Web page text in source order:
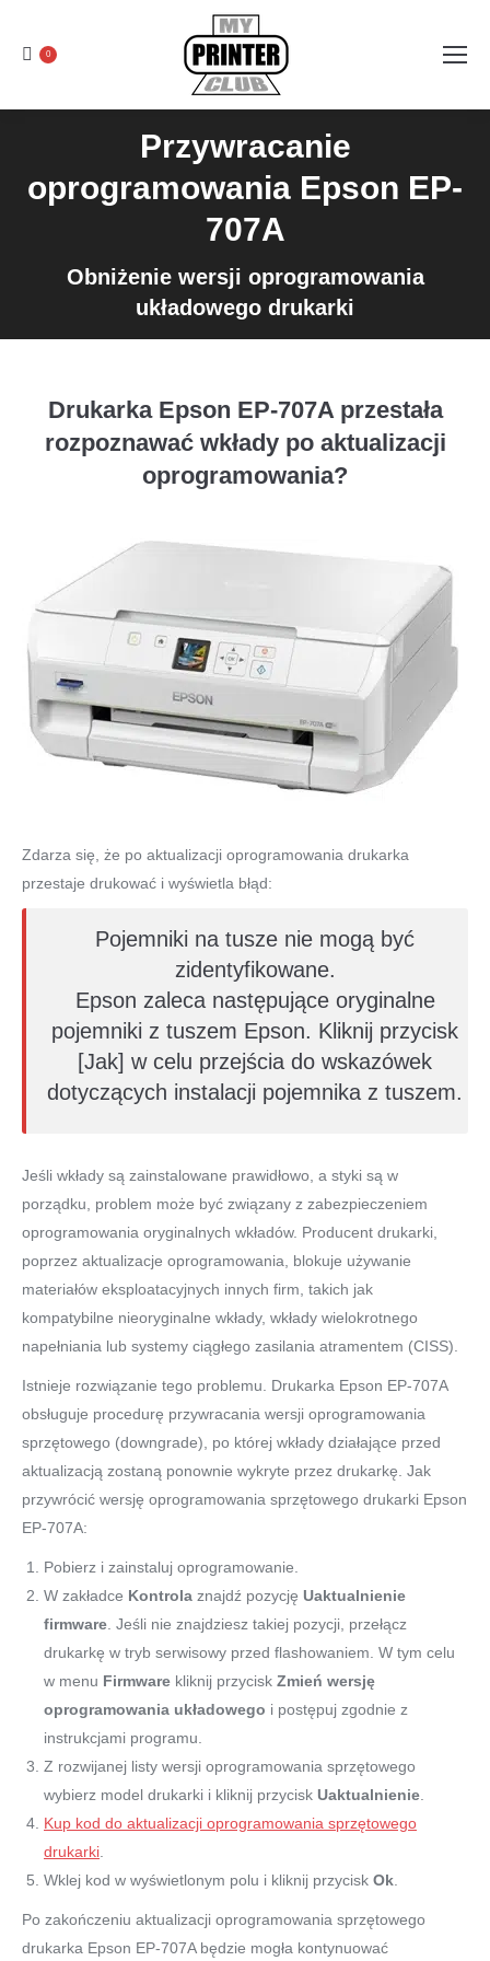
0
Przywracanie
oprogramowania Epson EP-
707A
Obniżenie wersji oprogramowania
układowego drukarki
Drukarka Epson EP-707A przestała
rozpoznawać wkłady po aktualizacji
oprogramowania?
Zdarza się, że po aktualizacji oprogramowania drukarka
przestaje drukować i wyświetla błąd:
Pojemniki na tusze nie mogą być
zidentyfikowane.
Epson zaleca następujące oryginalne
pojemniki z tuszem Epson. Kliknij przycisk
[Jak] w celu przejścia do wskazówek
dotyczących instalacji pojemnika z tuszem.
Jeśli wkłady są zainstalowane prawidłowo, a styki są w
porządku, problem może być związany z zabezpieczeniem
oprogramowania oryginalnych wkładów. Producent drukarki,
poprzez aktualizacje oprogramowania, blokuje używanie
materiałów eksploatacyjnych innych firm, takich jak
kompatybilne nieoryginalne wkłady, wkłady wielokrotnego
napełniania lub systemy ciągłego zasilania atramentem (CISS).
Istnieje rozwiązanie tego problemu. Drukarka Epson EP-707A
obsługuje procedurę przywracania wersji oprogramowania
sprzętowego (downgrade), po której wkłady działające przed
aktualizacją zostaną ponownie wykryte przez drukarkę. Jak
przywrócić wersję oprogramowania sprzętowego drukarki Epson
EP-707A:
Pobierz i zainstaluj oprogramowanie.
W zakładce Kontrola znajdź pozycję Uaktualnienie
firmware . Jeśli nie znajdziesz takiej pozycji, przełącz
drukarkę w tryb serwisowy przed flashowaniem. W tym celu
w menu Firmware kliknij przycisk Zmień wersję
oprogramowania układowego i postępuj zgodnie z
instrukcjami programu.
Z rozwijanej listy wersji oprogramowania sprzętowego
wybierz model drukarki i kliknij przycisk Uaktualnienie
Kup kod do aktualizacji oprogramowania sprzętowego
drukarki
Wklej kod w wyświetlonym polu i kliknij przycisk Ok
Po zakończeniu aktualizacji oprogramowania sprzętowego
drukarka Epson EP-707A będzie mogła kontynuować